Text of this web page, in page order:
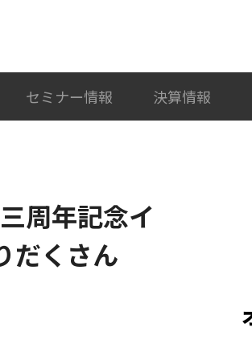
セミナー情報 決算情報
周年記念イ
だくさん